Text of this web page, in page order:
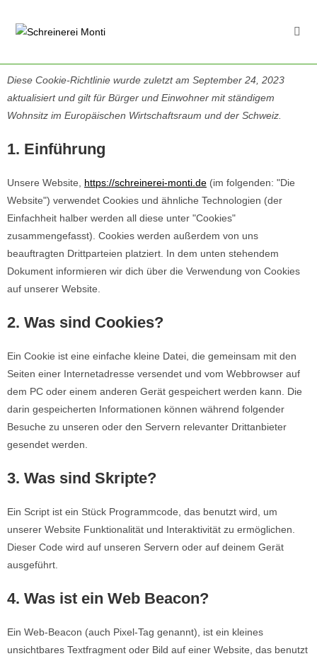
Diese Cookie-Richtlinie wurde zuletzt am September 24, 2023
aktualisiert und gilt für Bürger und Einwohner mit ständigem
Wohnsitz im Europäischen Wirtschaftsraum und der Schweiz.
1. Einführung
Unsere Website, https://schreinerei-monti.de (im folgenden: "Die
Website") verwendet Cookies und ähnliche Technologien (der
Einfachheit halber werden all diese unter "Cookies"
zusammengefasst). Cookies werden außerdem von uns
beauftragten Drittparteien platziert. In dem unten stehendem
Dokument informieren wir dich über die Verwendung von Cookies
auf unserer Website.
2. Was sind Cookies?
Ein Cookie ist eine einfache kleine Datei, die gemeinsam mit den
Seiten einer Internetadresse versendet und vom Webbrowser auf
dem PC oder einem anderen Gerät gespeichert werden kann. Die
darin gespeicherten Informationen können während folgender
Besuche zu unseren oder den Servern relevanter Drittanbieter
gesendet werden.
3. Was sind Skripte?
Ein Script ist ein Stück Programmcode, das benutzt wird, um
unserer Website Funktionalität und Interaktivität zu ermöglichen.
Dieser Code wird auf unseren Servern oder auf deinem Gerät
ausgeführt.
4. Was ist ein Web Beacon?
Ein Web-Beacon (auch Pixel-Tag genannt), ist ein kleines
unsichtbares Textfragment oder Bild auf einer Website, das benutzt